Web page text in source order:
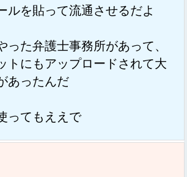
ルを貼って流通させるだよ
った弁護士事務所があって、
トにもアップロードされて大
あったんだ
ってもええで